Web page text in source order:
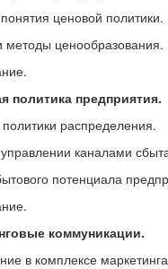
ценовой политики.
ценообразования.
политика предприятия.
распределения.
каналами
потенциала
коммуникации.
в комплексе